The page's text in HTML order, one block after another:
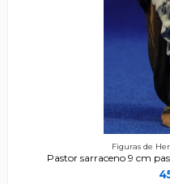
Figuras de
Pastor sarraceno 9 cm